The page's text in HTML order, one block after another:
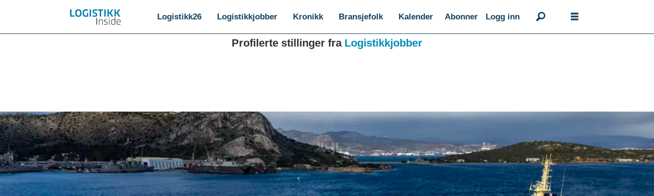
Logistikk26 Logistikkjobber Kronikk Bransjefolk Kalender Abonner Logg inn
Profilerte stillinger fra Logistikkjobber